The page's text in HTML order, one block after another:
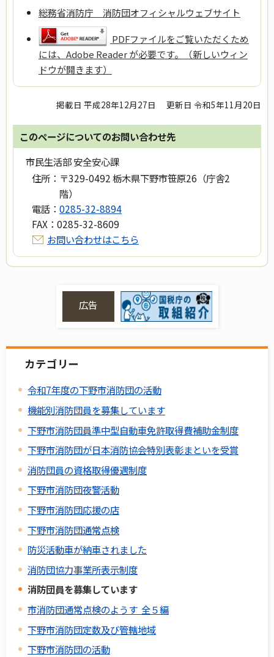
総務省消防庁 消防団オフィシャルウェブサイト
PDFファイルをご覧いただくため
には、Adobe Reader が必要です。（新しいウィン
ドウが開きます）
掲載日 平成28年12月27日 更新日 令和5年11月20日
このページについてのお問い合わせ先
市民生活部 安全安心課
住所： 〒329-0492 栃木県下野市笹原26（庁舎2
階）
電話： 0285-32-8894
FAX： 0285-32-8609
お問い合わせはこちら
広告
カテゴリー
令和7年度の下野市消防団の活動
機能別消防団員を募集しています
下野市消防団員準中型自動車免許取得費補助金制度
下野市消防団が日本消防協会特別表彰まといを受賞
消防団員の資格取得優遇制度
下野市消防団夜警活動
下野市消防団応援の店
下野市消防団通常点検
防災活動車が納車されました
消防団協力事業所表示制度
消防団員を募集しています
市消防団通常点検のようす 全５編
下野市消防団定数及び管轄地域
下野市消防団の活動